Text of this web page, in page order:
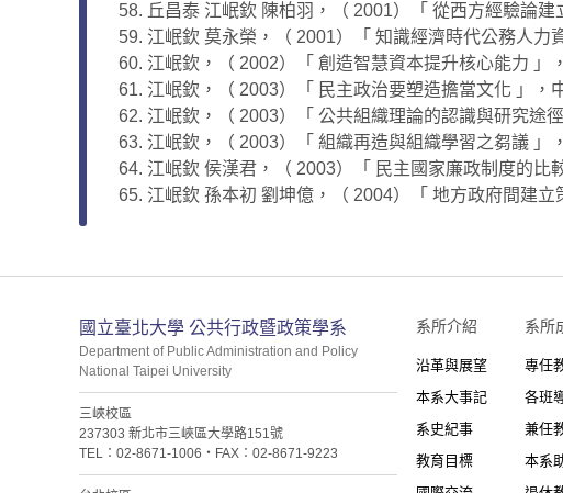
丘昌泰 江岷欽 陳柏羽，（ 2001）「 從西方經驗論
江岷欽 莫永榮，（ 2001）「 知識經濟時代公務人力
江岷欽，（ 2002）「 創造智慧資本提升核心能力 」
江岷欽，（ 2003）「 民主政治要塑造擔當文化 」，
江岷欽，（ 2003）「 公共組織理論的認識與研究途
江岷欽，（ 2003）「 組織再造與組織學習之芻議 」
江岷欽 侯漢君，（ 2003）「 民主國家廉政制度的比
江岷欽 孫本初 劉坤億，（ 2004）「 地方政府間建
:::
國立臺北大學 公共行政暨政策學系
Department of Public Administration and Policy
National Taipei University
三峽校區
237303 新北市三峽區大學路151號
TEL：02-8671-1006・FAX：02-8671-9223
系所介紹
沿革與展望
本系大事記
系史紀事
教育目標
系所
專任
各班
兼任
本系